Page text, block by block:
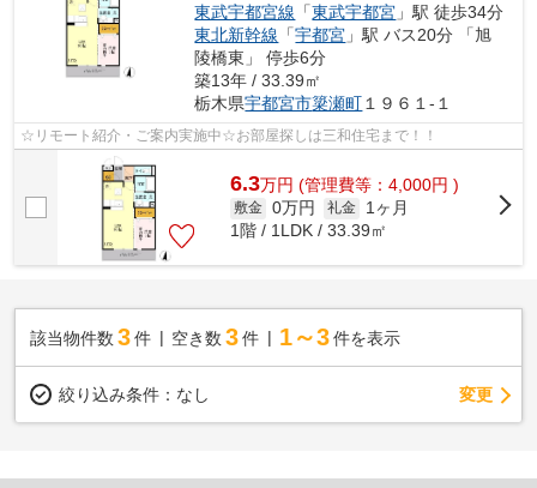
東武宇都宮線 「東武宇都宮 」駅 徒歩34分
東北新幹線 「宇都宮 」駅 バス20分 「旭
陵橋東」 停歩6分
築13年 / 33.39㎡
栃木県宇都宮市簗瀬町 １９６１-１
☆リモート紹介・ご案内実施中☆お部屋探しは三和住宅まで！！
6.3万円 (管理費等：4,000円 )
敷金 0万円 礼金
1ヶ月
1階 / 1LDK / 33.39㎡
該当物件数 3件 空き数 3 件 1～3 件を表示
絞り込み条件： なし 変更